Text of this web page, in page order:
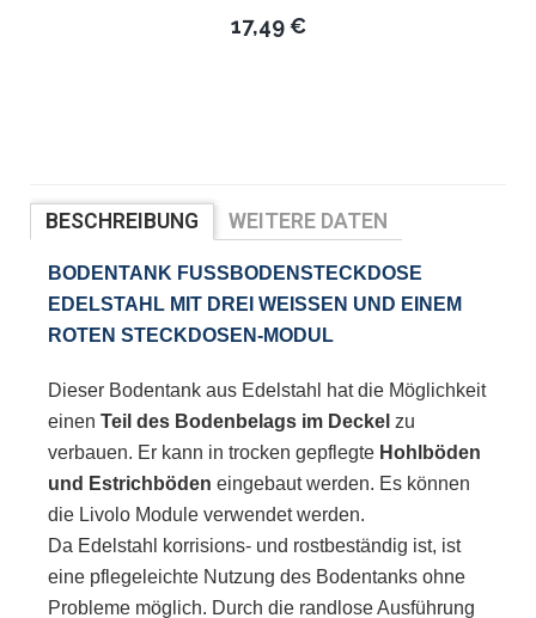
17,49 €
BESCHREIBUNG
WEITERE DATEN
BODENTANK FUSSBODENSTECKDOSE E
DELSTAHL MIT DREI WEISSEN UND EINEM RO
TEN STECKDOSEN-MODUL
Dieser Bodentank aus Edelstahl hat die Möglichkeit
einen Teil des Bodenbelags im Deckel zu
verbauen. Er kann in trocken gepflegte Hohlböden
und Estrichböden eingebaut werden. Es können
die Livolo Module verwendet werden.
Da Edelstahl korrisions- und rostbeständig ist, ist
eine pflegeleichte Nutzung des Bodentanks ohne
Probleme möglich. Durch die randlose Ausführung